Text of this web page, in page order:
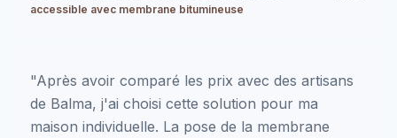
accessible avec membrane bitumineuse
"Après avoir comparé les prix avec des artisans
de Balma, j'ai choisi cette solution pour ma
maison individuelle. La pose de la membrane